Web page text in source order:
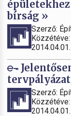
bírság »
Szerző:
Szerző: